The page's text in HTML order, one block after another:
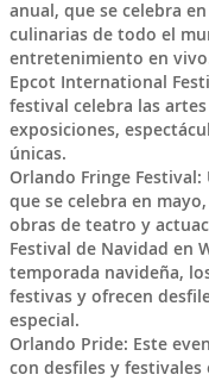
anual, que se celebra
culinarias de todo el
entretenimiento en
Epcot International
festival celebra las
exposiciones,
únicas.
Orlando Fringe
que se celebra en
obras de teatro y
Festival de Navidad en
temporada navideña,
festivas y ofrecen
especial.
Orlando Pride: Este
con desfiles y festivales